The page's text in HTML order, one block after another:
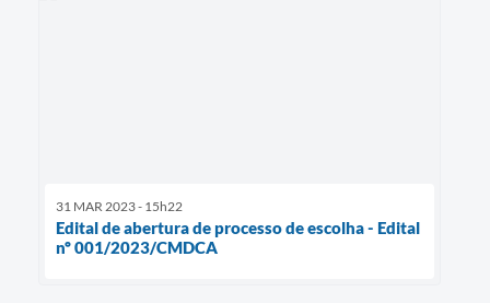
31 MAR 2023 - 15h22
Edital de abertura de processo de escolha - Edital
nº 001/2023/CMDCA